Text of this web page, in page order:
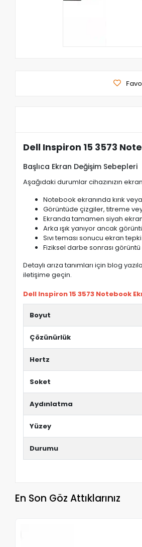
Dell Inspiron 15 3573
Başlıca Ekran Değişim Sebepleri
Aşağıdaki durumlar cihazınızın
Notebook ekranında kırık
Görüntüde çizgiler, titreme
Ekranda tamamen siyah
Arka ışık yanıyor ancak
Sıvı teması sonucu ekran
Fiziksel darbe sonrası
Detaylı arıza tanımları için blog
iletişime geçin.
Dell Inspiron 15 3573 Notebook
Boyut
Çözünürlük
Hertz
Soket
Aydınlatma
Yüzey
Durumu
En Son Göz Attıklarınız